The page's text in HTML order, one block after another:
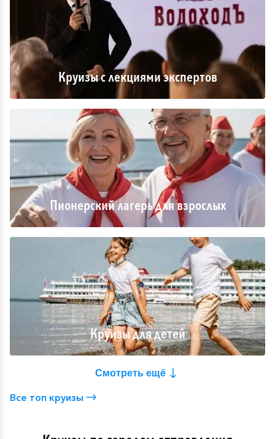
Круизы с лекциями экспертов
Пионерский лагерь для взрослых
Круизы для детей
Смотреть ещё
Все топ круизы